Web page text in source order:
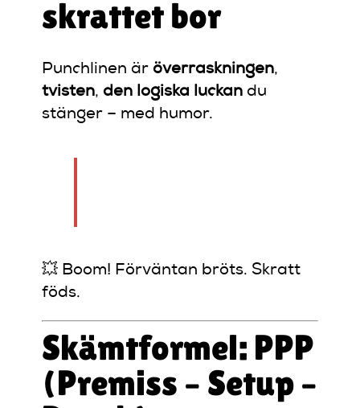
skrattet bor
Punchlinen äröverraskningen,
tvisten, den logiska luckan du
stänger – med humor.
💥 Boom! Förväntan bröts. Skratt
föds.
Skämtformel: PPP
(Premiss – Setup –